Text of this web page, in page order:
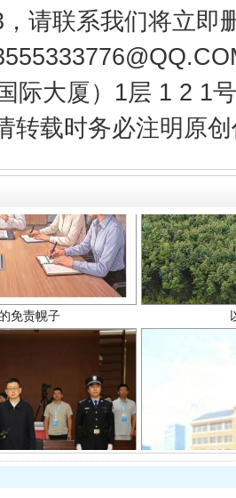
请联系我们将立即
际大厦）1层 1 2 1
转载时务必注明原
免责幌子
刚被判无期 从幼